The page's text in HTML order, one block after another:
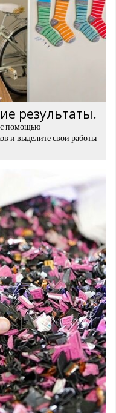
результаты.
с помощью
и выделите свои работы